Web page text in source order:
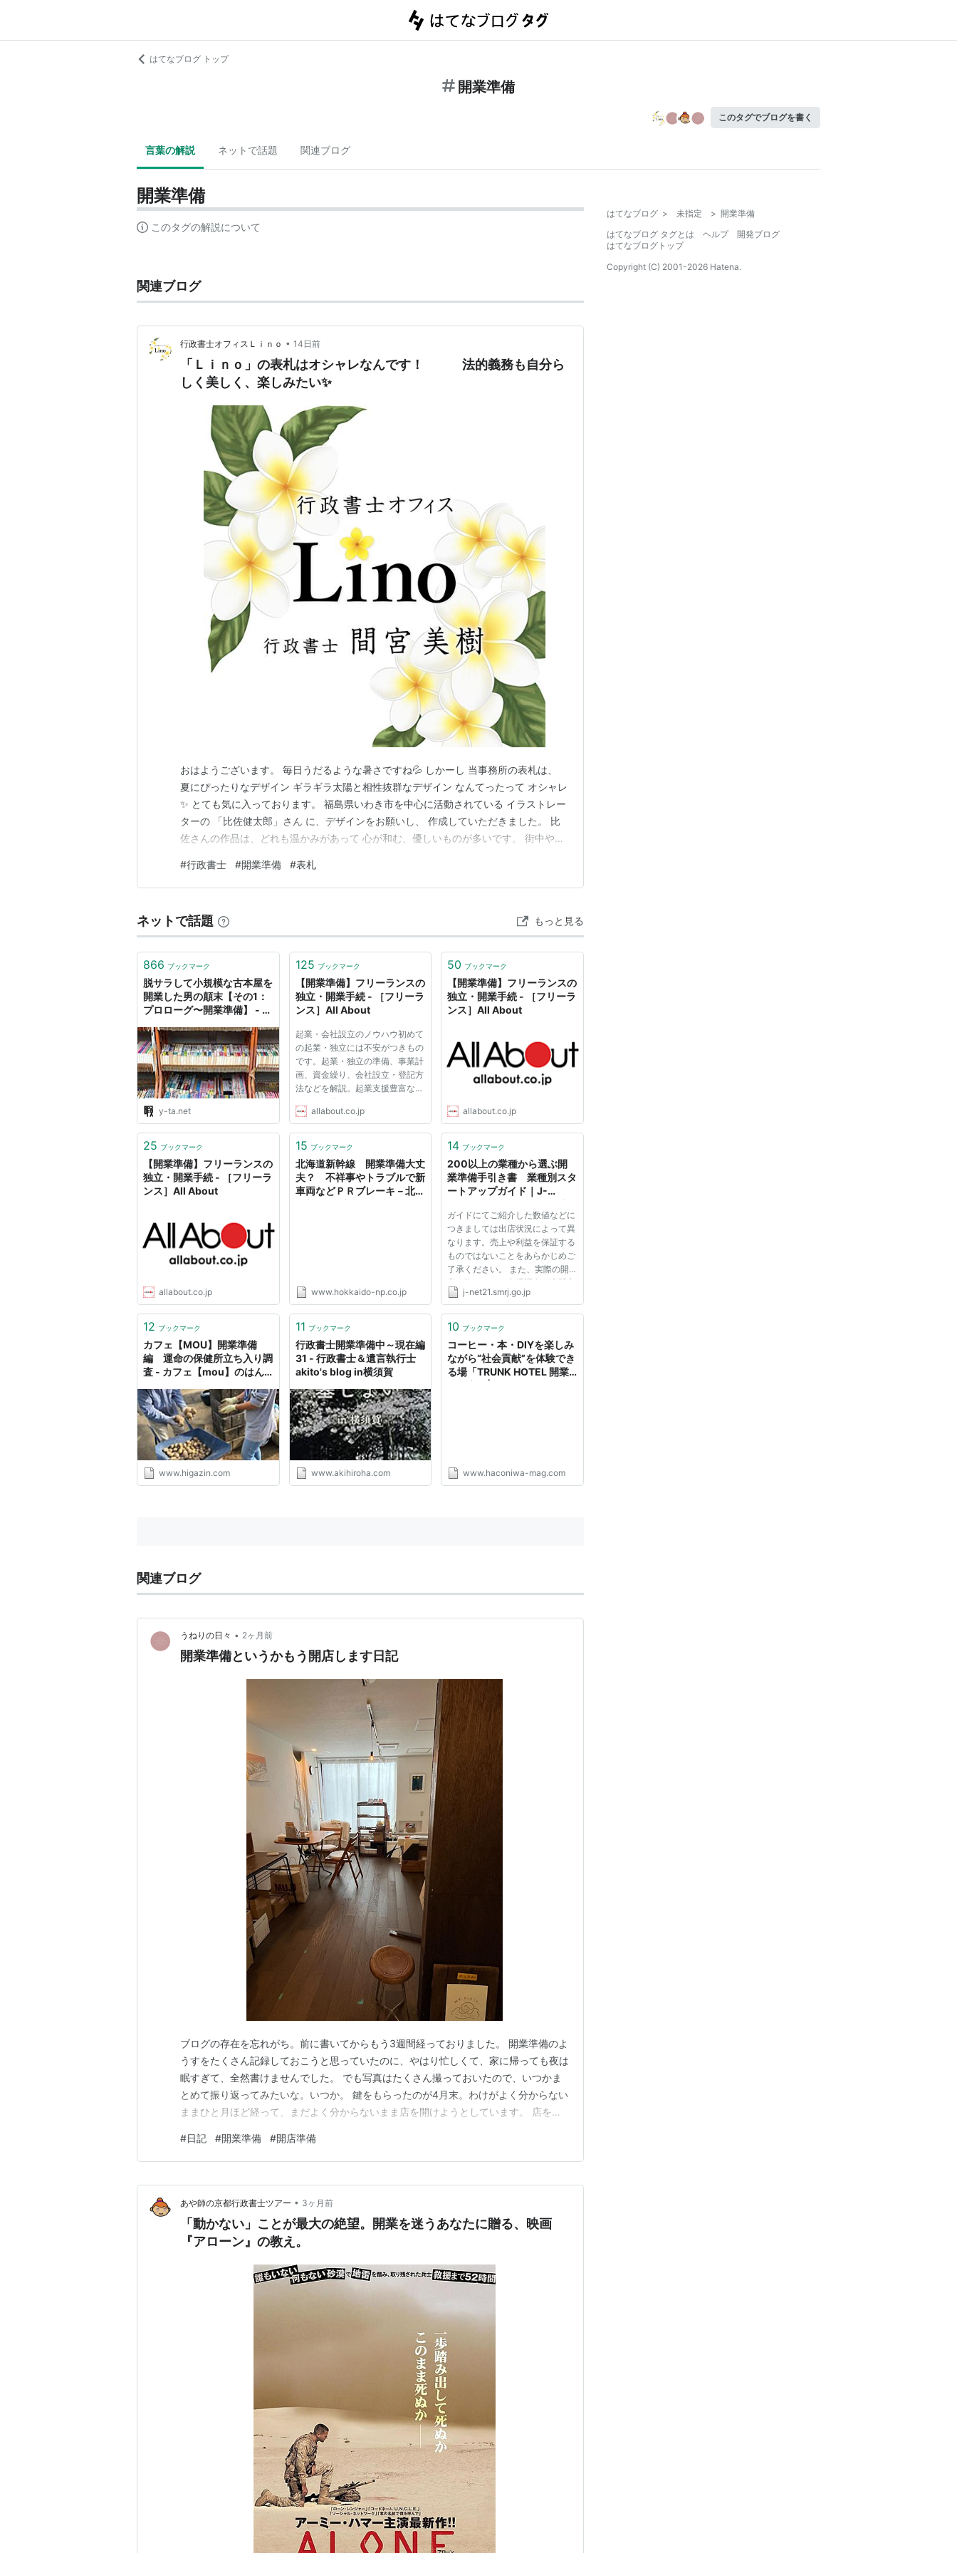
はてなブログ トップ
開業準備
このタグでブログを書く
言葉の解説 ネットで話題 関連ブログ
開業準備
このタグの解説について
関連ブログ
行政書士オフィスＬｉｎｏ • 14日前
「Ｌｉｎｏ」の表札はオシャレなんです！ 法的義務も自分ら
しく美しく、楽しみたい✨
おはようございます。 毎日うだるような暑さですね💦 しかーし 当事務所の表札は、
夏にぴったりなデザイン ギラギラ太陽と相性抜群なデザイン なんてったって オシャレ
✨ とても気に入っております。 福島県いわき市を中心に活動されている イラストレー
ターの 「比佐健太郎」さん に、デザインをお願いし、 作成していただきました。 比
佐さんの作品は、どれも温かみがあって 心が和む、優しいものが多いです。 街中や商
https://kentarohisa-illustration.studio.site 行政書士には、 表札設置の法的…
#行政書士 #開業準備 #表札
ネットで話題 もっと見る
866 ブックマーク
脱サラして小規模な古本屋を
開業した男の顛末【その1：
プロローグ〜開業準備】 - Y
y-ta.net
125 ブックマーク
【開業準備】フリーランスの
独立・開業手続 - ［フリーラ
ンス］All About
起業・会社設立のノウハウ初めて
の起業・独立には不安がつきもの
です。起業・独立の準備、事業計
画、資金繰り、会社設立・登記方
法などを解説。起業支援豊富なガ
イドが、分かりやすくコツやノウ
ハウを紹介します。
allabout.co.jp
50 ブックマーク
【開業準備】フリーランスの
独立・開業手続 - ［フリーラ
ンス］All About
allabout.co.jp
25 ブックマーク
【開業準備】フリーランスの
独立・開業手続 - ［フリーラ
ンス］All About
allabout.co.jp
15 ブックマーク
北海道新幹線 開業準備大丈
夫？ 不祥事やトラブルで新
車両などＰＲブレーキ－北海
www.hokkaido-np.co.jp
14 ブックマーク
200以上の業種から選ぶ開
業準備手引き書 業種別スタ
ートアップガイド｜J-
援サイト]
ガイドにてご紹介した数値などに
つきましては出店状況によって異
なります。売上や利益を保証する
ものではないことをあらかじめご
了承ください。 また、実際の開
業に際しては、市場調査や専門家
への相談等、充分な事前準備を行
える方向けに200以上の業種・職
に...
j-net21.smrj.go.jp
12 ブックマーク
カフェ【MOU】開業準備
編 運命の保健所立ち入り調
査 - カフェ【mou】のはん
www.higazin.com
11 ブックマーク
行政書士開業準備中～現在編
31 - 行政書士＆遺言執行士
akito's blog in横須賀
www.akihiroha.com
10 ブックマーク
コーヒー・本・DIYを楽しみ
ながら“社会貢献”を体験でき
る場「TRUNK HOTEL 開業
www.haconiwa-mag.com
関連ブログ
うねりの日々 • 2ヶ月前
開業準備というかもう開店します日記
ブログの存在を忘れがち。前に書いてからもう3週間経っておりました。 開業準備のよ
うすをたくさん記録しておこうと思っていたのに、やはり忙しくて、家に帰っても夜は
眠すぎて、全然書けませんでした。 でも写真はたくさん撮っておいたので、いつかま
とめて振り返ってみたいな。いつか。 鍵をもらったのが4月末。わけがよく分からない
ままひと月ほど経って、まだよく分からないまま店を開けようとしています。 店をや
きる。なんで雑貨と本なんですか、も言える。でもなんで店なんですか、は分からな
い。店やろう、と思った時から分からない。 店やろう、…
#日記 #開業準備 #開店準備
あや師の京都行政書士ツアー • 3ヶ月前
「動かない」ことが最大の絶望。開業を迷うあなたに贈る、映画
『アローン』の教え。
はてなブログ > 未指定 > 開業準備
はてなブログ タグとは
ヘルプ
開発ブログ
はてなブログトップ
Copyright (C) 2001-2026 Hatena.